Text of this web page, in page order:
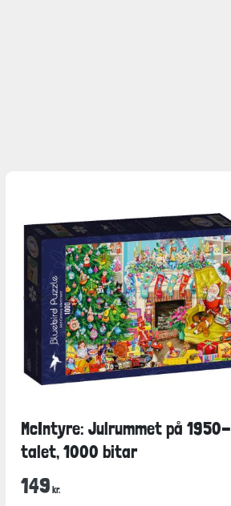
McIntyre: Julrummet på 1950-
talet, 1000 bitar
149 kr.